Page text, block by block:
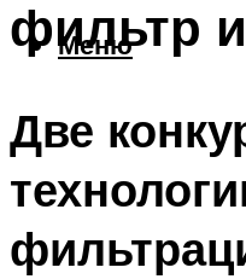
Меню
фильтр
Две